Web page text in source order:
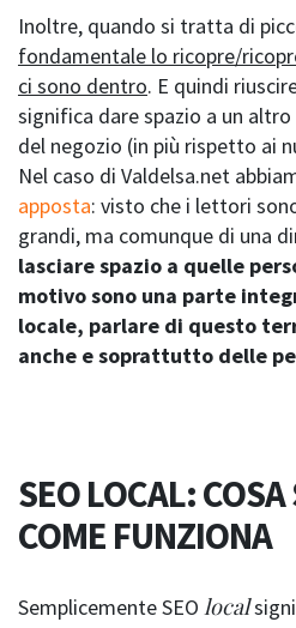
Inoltre, quando si tratta di
fondamentale lo ricopre/
ci sono dentro. E quindi
significa dare spazio a un
del negozio (in più rispetto ai
Nel caso di Valdelsa.net
apposta: visto che i lettori
grandi, ma comunque di una
lasciare spazio a quelle
motivo sono una parte
locale, parlare di questo
anche e soprattutto delle
SEO LOCAL:
COME FUNZIONA
Semplicemente SEO local